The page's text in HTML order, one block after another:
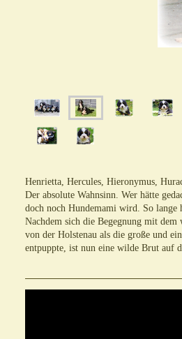
Henrietta, Hercules, Hieronymus,
Der absolute Wahnsinn. Wer hätte
doch noch Hundemami wird. So lange
Nachdem sich die Begegnung mit
von der Holstenau als die große und
entpuppte, ist nun eine wilde Brut auf